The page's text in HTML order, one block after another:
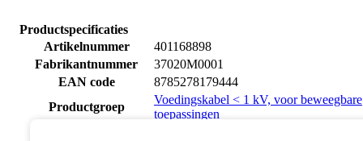
Productspecificaties
Artikelnummer
401168898
Fabrikantnummer
37020M0001
EAN code
8785278179444
Productgroep
Voedingskabel < 1 kV, voor beweegbare
toepassingen